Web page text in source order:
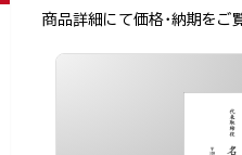
商品詳細にて価格・納期をご